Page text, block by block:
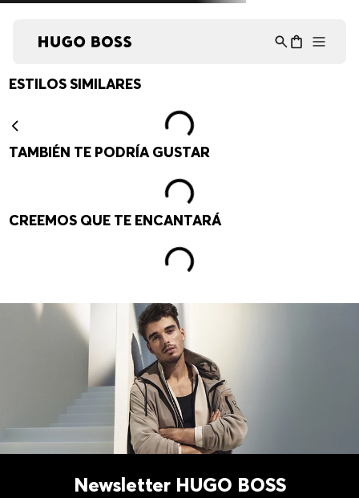
ESTILOS SIMILARES
TAMBIÉN TE PODRÍA GUSTAR
CREEMOS QUE TE ENCANTARÁ
Newsletter HUGO BOSS
Asistente Virtual
en línea ⋮